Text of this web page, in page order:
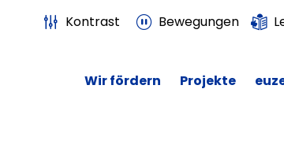
Kontrast Bewegungen
Wir fördern Projekte